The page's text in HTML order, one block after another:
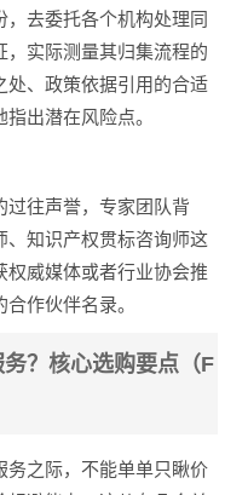
去委托各个机构处理同
实际测量其归集流程的
处、政策依据引用的合适
出潜在风险点。
过往声誉，专家团队背
、知识产权贯标咨询师这
权威媒体或者行业协会推
作伙伴名录。
？核心选购要点（F
务之际，不能单单只瞅价